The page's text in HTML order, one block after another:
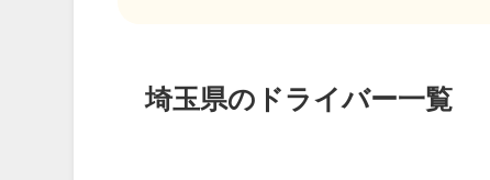
埼玉県のドライバー一覧